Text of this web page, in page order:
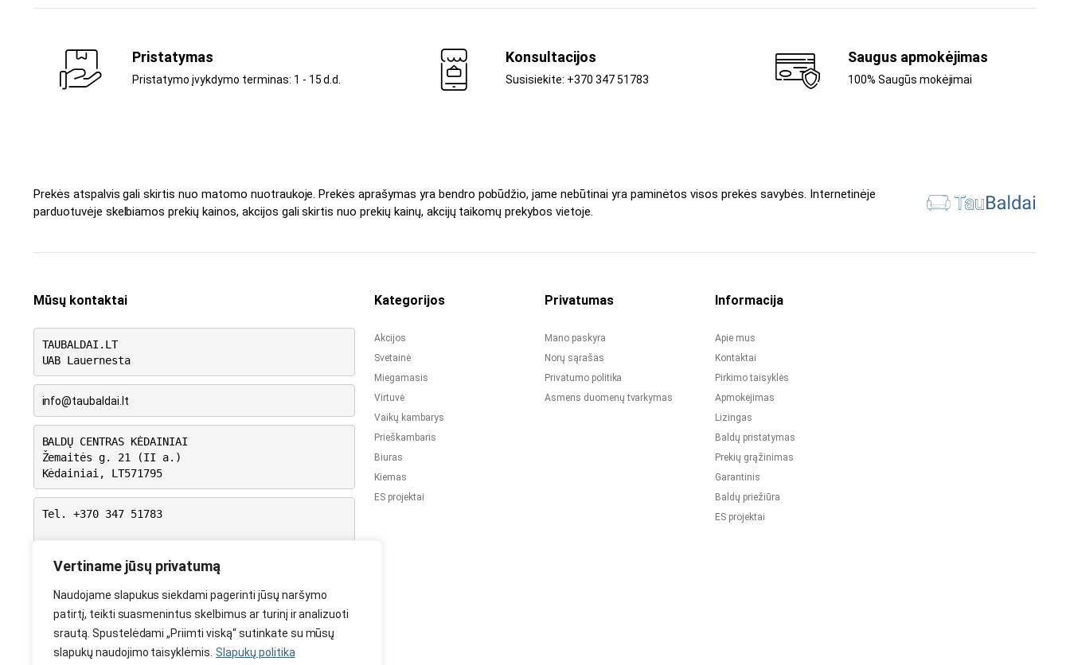
Vertiname jūsų privatumą
Naudojame slapukus siekdami pagerinti jūsų naršymo
patirtį, teikti suasmenintus skelbimus ar turinį ir analizuoti
srautą. Spustelėdami „Priimti viską“ sutinkate su mūsų
slapukų naudojimo taisyklėmis. Slapukų politika
Pristatymas
Pristatymo įvykdymo terminas: 1 - 15 d.d.
Konsultacijos
Susisiekite: +370 347 51783
Saugus apmokėjimas
100% Saugūs mokėjimai
Prekės atspalvis gali skirtis nuo matomo nuotraukoje. Prekės aprašymas yra bendro pobūdžio, jame nebūtinai yra paminėtos visos prekės savybės. Internetinėje
parduotuvėje skelbiamos prekių kainos, akcijos gali skirtis nuo prekių kainų, akcijų taikomų prekybos vietoje.
Mūsų kontaktai
TAUBALDAI.LT
UAB Lauernesta
info@taubaldai.lt
BALDŲ CENTRAS KĖDAINIAI
Žemaitės g. 21 (II a.)
Kėdainiai, LT571795
Tel. +370 347 51783
VI: 9.00 – 15.00
VII: Nedirbame
Kategorijos
Akcijos
Svetainė
Miegamasis
Virtuvė
Vaikų kambarys
Prieškambaris
Biuras
Kiemas
ES projektai
Privatumas
Mano paskyra
Norų sąrašas
Privatumo politika
Asmens duomenų tvarkymas
Informacija
Apie mus
Kontaktai
Pirkimo taisyklės
Apmokėjimas
Lizingas
Baldų pristatymas
Prekių grąžinimas
Garantinis
Baldų priežiūra
ES projektai